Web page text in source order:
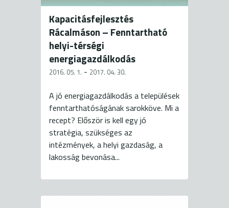
Kapacitásfejlesztés
Rácalmáson – Fenntartható
helyi-térségi
energiagazdálkodás
2016. 05. 1. - 2017. 04. 30.
A jó energiagazdálkodás a települések
fenntarthatóságának sarokköve. Mi a
recept? Először is kell egy jó
stratégia, szükséges az
intézmények, a helyi gazdaság, a
lakosság bevonása...